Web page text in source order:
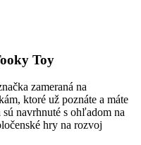
Toy
zameraná na
ktoré už poznáte a máte
navrhnuté s ohľadom na
hry na rozvoj